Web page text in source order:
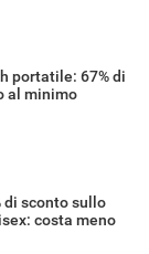
portatile: 67% di
al minimo
di sconto sullo
costa meno